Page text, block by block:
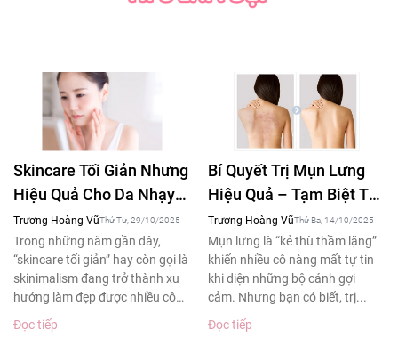
Skincare Tối Giản Nhưng
Hiệu Quả Cho Da Nhạy
Cảm – Xu Hướng Làm
Đẹp 2025
Trương Hoàng VũThứ Tư, 29/10/2025
Trong những năm gần đây,
“skincare tối giản” hay còn gọi là
skinimalism đang trở thành xu
hướng làm đẹp được nhiều cô
gái yêu thích....
Đọc tiếp
Bí Quyết Trị Mụn Lưng
Hiệu Quả – Tạm Biệt Tự
Ti Khi Diện Áo Hở Lưng
Trương Hoàng VũThứ Ba, 14/10/2025
Mụn lưng là “kẻ thù thầm lặng”
khiến nhiều cô nàng mất tự tin
khi diện những bộ cánh gợi
cảm. Nhưng bạn có biết, trị...
Đọc tiếp